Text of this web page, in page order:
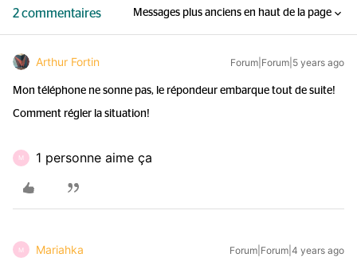
2 commentaires Messages plus anciens en haut de la page
Arthur Fortin Forum|Forum|5 years ago
Mon téléphone ne sonne pas, le répondeur embarque tout de suite!
Comment régler la situation!
M 1 personne aime ça
M Mariahka Forum|Forum|4 years ago